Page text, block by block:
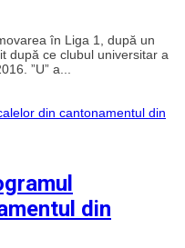
în Liga 1, după un
după ce clubul universitar a
”U” a...
din